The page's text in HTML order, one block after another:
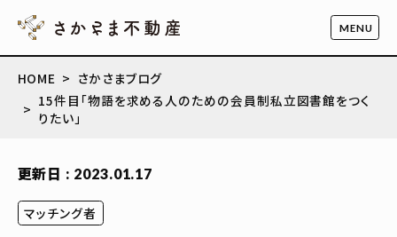
HOME
さかさまブログ
15件目「物語を求める人のための会員制私立図書館をつく
りたい」
更新日 : 2023.01.17
マッチング者